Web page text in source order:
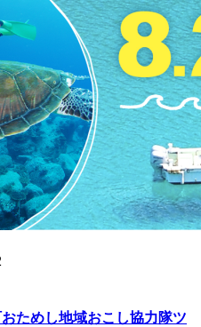
ためし地域おこし協力隊ツ